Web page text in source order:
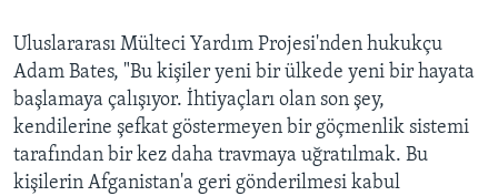
Uluslararası Mülteci Yardım Projesi'nden hukukçu
Adam Bates, "Bu kişiler yeni bir ülkede yeni bir hayata
başlamaya çalışıyor. İhtiyaçları olan son şey,
kendilerine şefkat göstermeyen bir göçmenlik sistemi
tarafından bir kez daha travmaya uğratılmak. Bu
kişilerin Afganistan'a geri gönderilmesi kabul